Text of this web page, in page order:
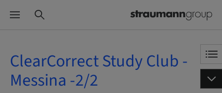
ClearCorrect Study Club -
Messina -2/2